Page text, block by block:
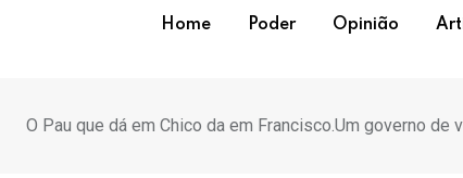
Home Poder Opinião
O Pau que dá em Chico da em Francisco.Um governo